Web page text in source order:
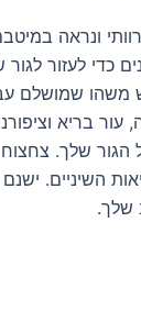
ונראה
כדי לעזור לגור
משהו שמושלם
בריא
הגור שלך. צחצוח
השיניים. ישנם
שלך.